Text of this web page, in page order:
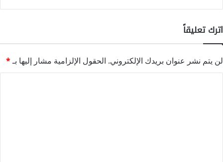
اترك تعليقاً
لن يتم نشر عنوان بريدك الإلكتروني. الحقول الإلزامية مشار إليها بـ*